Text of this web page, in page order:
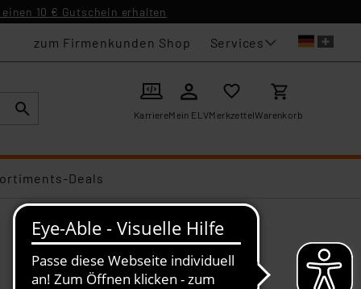
10 € Gutschein erhalten
zum Firmenkunden Shop Services
KarriereMein ELVMerkzettelWarenkorb
Deals